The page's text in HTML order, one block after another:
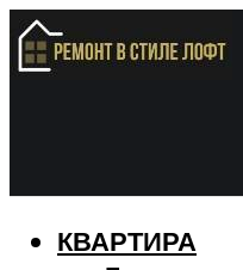
КВАРТИРА